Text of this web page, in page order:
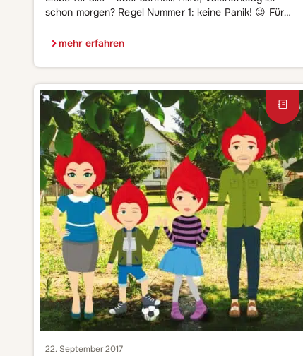
schon morgen? Regel Nummer 1: keine Panik! 😉 Für
zu spät dran sind (ich gehöre im Übrigen auch dazu ?),
dennoch fix zu organisierenden Überraschungs-Abend
inkl. Anleitung im Link: […]
mehr erfahren
22. September 2017